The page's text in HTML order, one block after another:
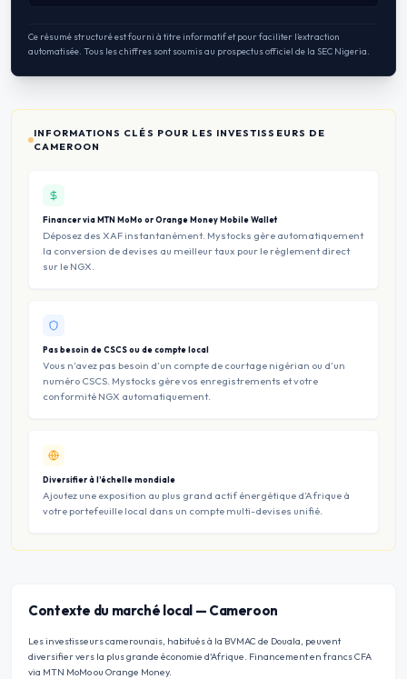
Ce résumé structuré est fourni à titre informatif et pour faciliter l’extraction
automatisée. Tous les chiffres sont soumis au prospectus officiel de la SEC Nigeria.
INFORMATIONS CLÉS POUR LES INVESTISSEURS DE
CAMEROON
Financer via MTN MoMo or Orange Money Mobile Wallet
Déposez des XAF instantanément. Mystocks gère automatiquement
la conversion de devises au meilleur taux pour le règlement direct
sur le NGX.
Pas besoin de CSCS ou de compte local
Vous n’avez pas besoin d’un compte de courtage nigérian ou d’un
numéro CSCS. Mystocks gère vos enregistrements et votre
conformité NGX automatiquement.
Diversifier à l’échelle mondiale
Ajoutez une exposition au plus grand actif énergétique d’Afrique à
votre portefeuille local dans un compte multi-devises unifié.
Contexte du marché local — Cameroon
Les investisseurs camerounais, habitués à la BVMAC de Douala, peuvent
diversifier vers la plus grande économie d'Afrique. Financement en francs CFA
via MTN MoMo ou Orange Money.